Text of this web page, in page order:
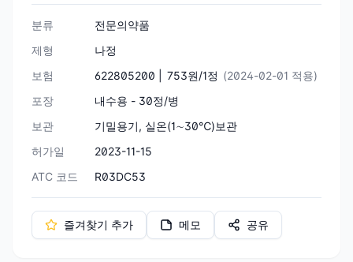
분류
전문의약품
제형
나정
보험
622805200 | 753원/1정 (2024-02-01 적용)
포장
내수용 - 30정/병
보관
기밀용기, 실온(1∼30℃)보관
허가일
2023-11-15
ATC 코드
R03DC53
즐겨찾기 추가 메모 공유